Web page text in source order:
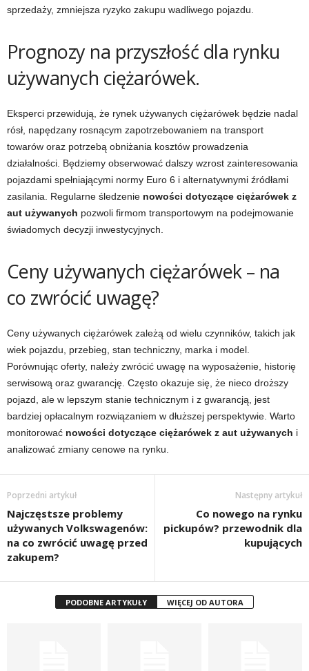
sprzedaży, zmniejsza ryzyko zakupu wadliwego pojazdu.
Prognozy na przyszłość dla rynku
używanych ciężarówek.
Eksperci przewidują, że rynek używanych ciężarówek będzie nadal
rósł, napędzany rosnącym zapotrzebowaniem na transport
towarów oraz potrzebą obniżania kosztów prowadzenia
działalności. Będziemy obserwować dalszy wzrost zainteresowania
pojazdami spełniającymi normy Euro 6 i alternatywnymi źródłami
zasilania. Regularne śledzenie nowości dotyczące ciężarówek z
aut używanych pozwoli firmom transportowym na podejmowanie
świadomych decyzji inwestycyjnych.
Ceny używanych ciężarówek – na
co zwrócić uwagę?
Ceny używanych ciężarówek zależą od wielu czynników, takich jak
wiek pojazdu, przebieg, stan techniczny, marka i model.
Porównując oferty, należy zwrócić uwagę na wyposażenie, historię
serwisową oraz gwarancję. Często okazuje się, że nieco droższy
pojazd, ale w lepszym stanie technicznym i z gwarancją, jest
bardziej opłacalnym rozwiązaniem w dłuższej perspektywie. Warto
monitorować nowości dotyczące ciężarówek z aut używanych i
analizować zmiany cenowe na rynku.
Poprzedni artykuł
Najczęstsze problemy
używanych Volkswagenów:
na co zwrócić uwagę przed
zakupem?
Następny artykuł
Co nowego na rynku
pickupów? przewodnik dla
kupujących
PODOBNE ARTYKUŁY WIĘCEJ OD AUTORA